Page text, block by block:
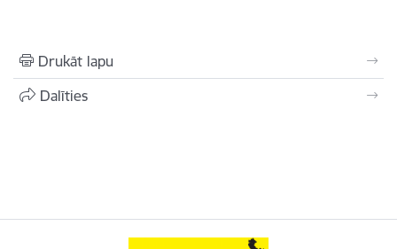
Drukāt lapu
Dalīties